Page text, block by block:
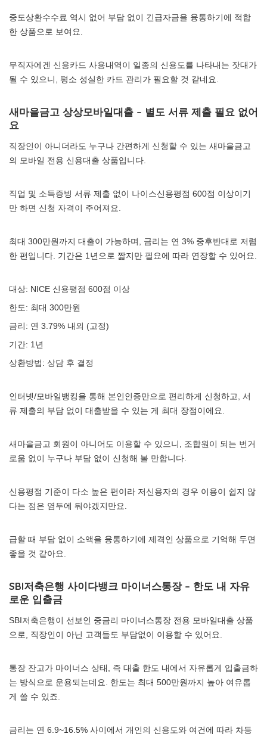
중도상환수수료 역시 없어 부담 없이 긴급자금을 융통하기에 적합
한 상품으로 보여요.
무직자에겐 신용카드 사용내역이 일종의 신용도를 나타내는 잣대가
될 수 있으니, 평소 성실한 카드 관리가 필요할 것 같네요.
새마을금고 상상모바일대출 – 별도 서류 제출 필요 없어
요
직장인이 아니더라도 누구나 간편하게 신청할 수 있는 새마을금고
의 모바일 전용 신용대출 상품입니다.
직업 및 소득증빙 서류 제출 없이 나이스신용평점 600점 이상이기
만 하면 신청 자격이 주어져요.
최대 300만원까지 대출이 가능하며, 금리는 연 3% 중후반대로 저렴
한 편입니다. 기간은 1년으로 짧지만 필요에 따라 연장할 수 있어요.
대상: NICE 신용평점 600점 이상
한도: 최대 300만원
금리: 연 3.79% 내외 (고정)
기간: 1년
상환방법: 상담 후 결정
인터넷/모바일뱅킹을 통해 본인인증만으로 편리하게 신청하고, 서
류 제출의 부담 없이 대출받을 수 있는 게 최대 장점이에요.
새마을금고 회원이 아니어도 이용할 수 있으니, 조합원이 되는 번거
로움 없이 누구나 부담 없이 신청해 볼 만합니다.
신용평점 기준이 다소 높은 편이라 저신용자의 경우 이용이 쉽지 않
다는 점은 염두에 둬야겠지만요.
급할 때 부담 없이 소액을 융통하기에 제격인 상품으로 기억해 두면
좋을 것 같아요.
SBI저축은행 사이다뱅크 마이너스통장 – 한도 내 자유
로운 입출금
SBI저축은행이 선보인 중금리 마이너스통장 전용 모바일대출 상품
으로, 직장인이 아닌 고객들도 부담없이 이용할 수 있어요.
통장 잔고가 마이너스 상태, 즉 대출 한도 내에서 자유롭게 입출금하
는 방식으로 운용되는데요. 한도는 최대 500만원까지 높아 여유롭
게 쓸 수 있죠.
금리는 연 6.9~16.5% 사이에서 개인의 신용도와 여건에 따라 차등